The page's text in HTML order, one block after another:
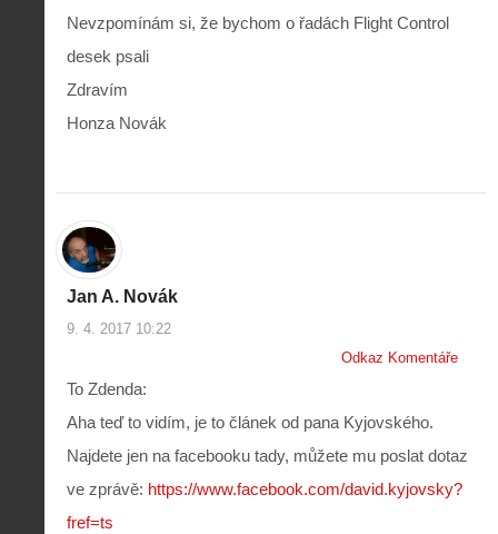
Nevzpomínám si, že bychom o řadách Flight Control
desek psali
Zdravím
Honza Novák
Jan A. Novák
9. 4. 2017 10:22
Odkaz Komentáře
To Zdenda:
Aha teď to vidím, je to článek od pana Kyjovského.
Najdete jen na facebooku tady, můžete mu poslat dotaz
ve zprávě: https://www.facebook.com/david.kyjovsky?
fref=ts